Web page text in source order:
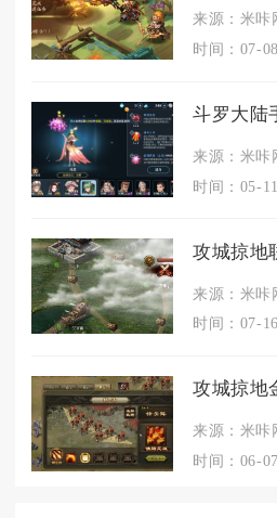
来源：米咔
时间：07-08
来源：米咔
时间：05-11
来源：米咔
时间：07-16
来源：米咔
时间：06-07